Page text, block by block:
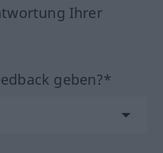
Ihrer
geben?*